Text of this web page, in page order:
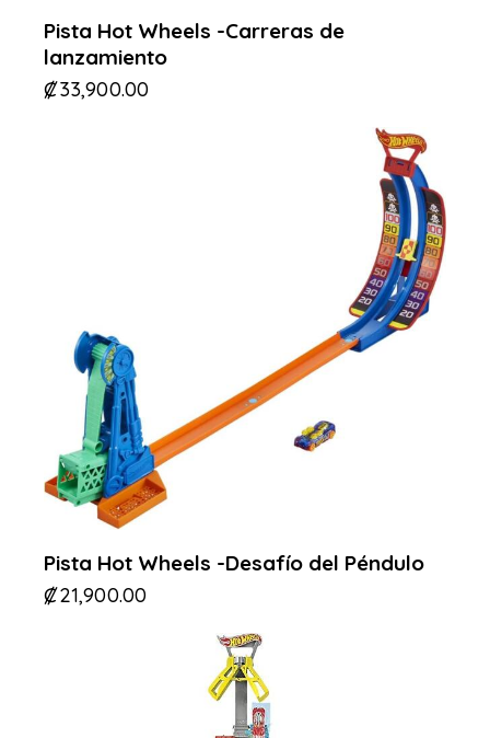
Pista Hot Wheels -Carreras de
lanzamiento
₡33,900.00
Pista Hot Wheels -Desafío del Péndulo
₡21,900.00